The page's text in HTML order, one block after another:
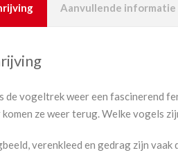
Aanvullende informatie
de vogeltrek weer een fascinerend
ze weer terug. Welke vogels
verenkleed en gedrag zijn